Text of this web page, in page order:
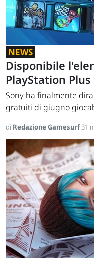
NEWS
Disponibile
PlayStation
Sony ha finalmente
gratuiti di giugno
di Redazione Gamesurf31